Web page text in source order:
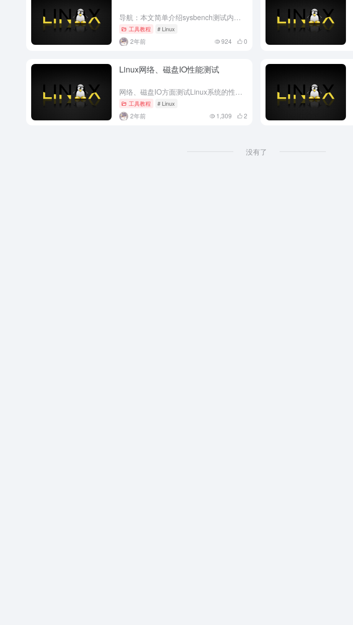
导航：本文简单介绍sysbench测试内存、CPU性能的方式
工具教程 # Linux
2年前 924 0
Linux网络、磁盘IO性能测试
网络、磁盘IO方面测试Linux系统的性能测试
工具教程 # Linux
2年前 1,309 2
没有了